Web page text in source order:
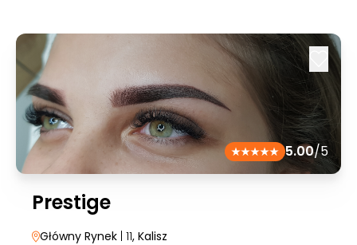
5.00/5
Prestige
Główny Rynek | 11, Kalisz